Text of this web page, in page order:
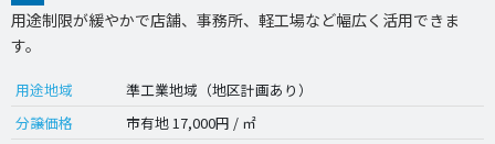
用途制限が緩やかで店舗、事務所、軽工場など幅広く活用できま
す。
用途地域
準工業地域（地区計画あり）
分譲価格
市有地 17,000円 / ㎡